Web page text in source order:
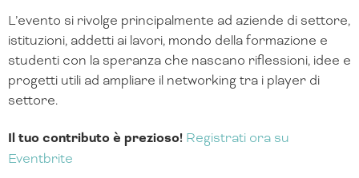
L’evento si rivolge principalmente ad aziende di settore,
istituzioni, addetti ai lavori, mondo della formazione e
studenti con la speranza che nascano riflessioni, idee e
progetti utili ad ampliare il networking tra i player di
settore.
Il tuo contributo è prezioso! Registrati ora su
Eventbrite